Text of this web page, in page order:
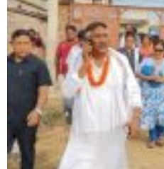
सिराहा-२ मा संजय यादव भिड्ने !